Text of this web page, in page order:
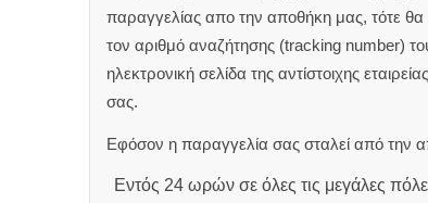
παραγγελίας απο την αποθήκη μας, τότε θα
τον αριθμό αναζήτησης (tracking number)
ηλεκτρονική σελίδα της αντίστοιχης
σας.
Εφόσον η παραγγελία σας σταλεί από την
Εντός 24 ωρών σε όλες τις μεγάλες